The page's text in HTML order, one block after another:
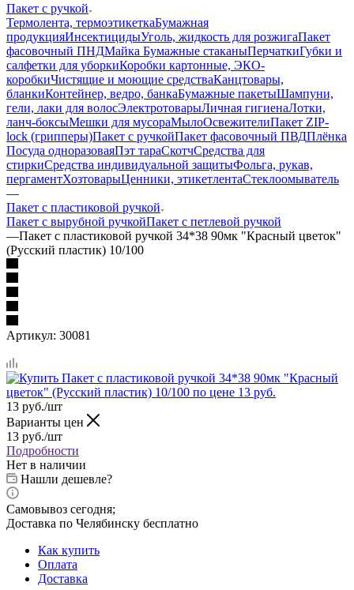
Пакет с ручкой
Термолента, термоэтикеткаБумажная
продукцияИнсектицидыУголь, жидкость для розжигаПакет
фасовочный ПНДМайка Бумажные стаканыПерчаткиГубки и
салфетки для уборкиКоробки картонные, ЭКО-
коробкиЧистящие и моющие средстваКанцтовары,
бланкиКонтейнер, ведро, банкаБумажные пакетыШампуни,
гели, лаки для волосЭлектротоварыЛичная гигиенаЛотки,
ланч-боксыМешки для мусораМылоОсвежителиПакет ZIP-
lock (грипперы)Пакет с ручкойПакет фасовочный ПВДПлёнка
Посуда одноразоваяПэт тараСкотчСредства для
стиркиСредства индивидуальной защитыФольга, рукав,
пергаментХозтоварыЦенники, этикетлентаСтеклоомыватель
—
Пакет с пластиковой ручкой
Пакет с вырубной ручкойПакет с петлевой ручкой
—Пакет с пластиковой ручкой 34*38 90мк "Красный цветок"
(Русский пластик) 10/100
Артикул: 30081
13 руб./шт
Варианты цен
13 руб./шт
Подробности
Нет в наличии
Нашли дешевле?
Самовывоз сегодня;
Доставка по Челябинску бесплатно
Как купить
Оплата
Доставка